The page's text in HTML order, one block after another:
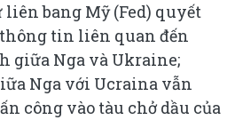
liên bang Mỹ (Fed) quyết
tin liên quan đến
giữa Nga và Ukraine;
Nga với Ucraina vẫn
công vào tàu chở dầu của